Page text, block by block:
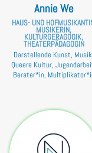
Annie We
HAUS- UND
MUSIKERIN,
KULTURGERAGOGIK,
THEATERPÄDAGOGIN
Darstellende Kunst,
Queere Kultur,
Berater*in,